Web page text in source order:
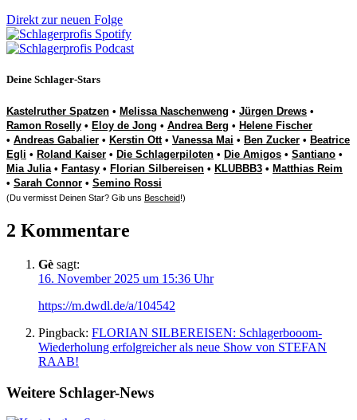
Direkt zur neuen Folge
Deine Schlager-Stars
Kastelruther Spatzen • Melissa Naschenweng • Jürgen Drews •
Ramon Roselly • Eloy de Jong • Andrea Berg • Helene Fischer
• Andreas Gabalier • Kerstin Ott• Vanessa Mai • Ben Zucker • Beatrice
Egli • Roland Kaiser • Die Schlagerpiloten • Die Amigos • Santiano •
Mia Julia• Fantasy • Florian Silbereisen • KLUBBB3 • Matthias Reim
• Sarah Connor • Semino Rossi
(Du vermisst Deinen Star? Gib uns Bescheid!)
2 Kommentare
Gè sagt:
16. November 2025 um 15:36 Uhr
https://m.dwdl.de/a/104542
Pingback: FLORIAN SILBEREISEN: Schlagerbooom-
Wiederholung erfolgreicher als neue Show von STEFAN
RAAB!
Weitere Schlager-News